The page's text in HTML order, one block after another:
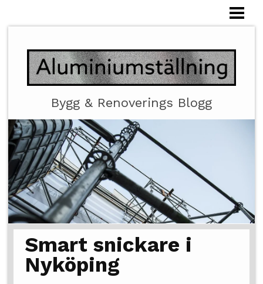
Bygg & Renoverings Blogg
Smart snickare i
Nyköping